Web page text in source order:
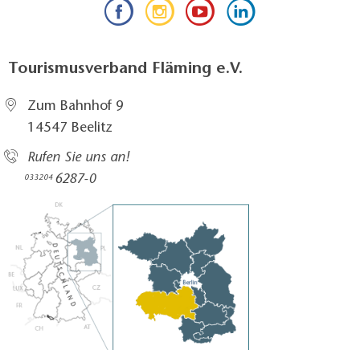
Tourismusverband Fläming e.V.
Zum Bahnhof 9
14547 Beelitz
Rufen Sie uns an!
033204 6287-0